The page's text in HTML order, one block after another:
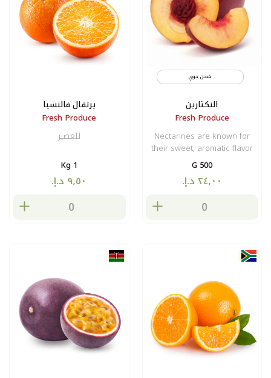
شحن جوي
النكتارين
Fresh Produce
Nectarines are known for
their sweet, aromatic flavor
with a slightly tangy edge.
They are commonly enjoyed
fresh, added to fruit salads,
preserves, and baked goods.
500 G
يرتقال فالنسيا
Fresh Produce
للعصير
1 Kg